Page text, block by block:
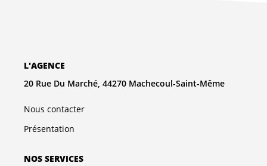
L'AGENCE
20 Rue Du Marché, 44270 Machecoul-Saint-Même
Nous contacter
Présentation
NOS SERVICES